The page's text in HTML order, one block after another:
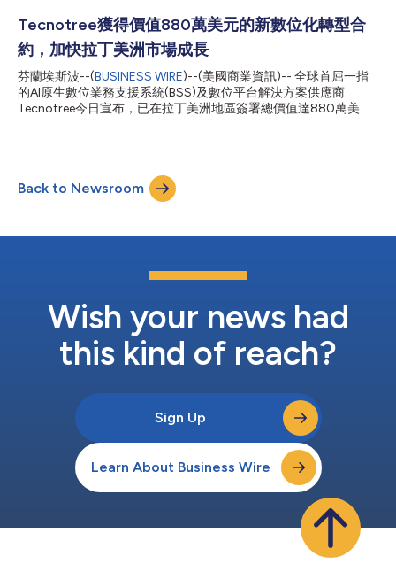
力，與此同時，客戶對個人化、回應式定價的期望也在不斷攀升。
演算法定價透過以即時、網路感知的變現模式取代固定的月度套
餐，有效化解了這一壓力。這種定價模式能夠隨需求、容量和客戶
行為動態調整，而不是滯後於這些變化。它使營運商能夠從現有的
5G基礎設施中發掘更多價值，以智慧方式管理網路擁塞，並可針
對單個客戶客製化服務方案，且無需經歷傳統計費系統冗長的變更
週期。 在實際落地中，這表示將定價與即時網路狀況連動，而非
Tecnotree獲得價值880萬美元的新數位化轉型合
約，加快拉丁美洲市場成長
芬蘭埃斯波--(BUSINESS WIRE)--(美國商業資訊)-- 全球首屈一指
的AI原生數位業務支援系統(BSS)及數位平台解決方案供應商
Tecnotree今日宣布，已在拉丁美洲地區簽署總價值達880萬美元
場，旨在透過智慧數位化互動、即時變現、數位商務、合作夥伴生
態系統管理以及AI驅動的行銷與體驗管理，簡化客戶與業務營運。
透過提供統一的數位基礎，該平台使通訊服務提供者能夠更快地推
市場需求，同時創造永續的長期商業價值。 這些最新合約的簽署
司在支援通訊服務提供者實現數位生態系統現代化方面的持續成
功。憑藉在該地區穩固的業務布局以及在交付大型數位化轉型計畫
最具活力的電信市場中強化長期合作夥伴關係。 關於Tecnotree...
Back to Newsroom
Wish your news had
this kind of reach?
Sign Up
Learn About Business Wire